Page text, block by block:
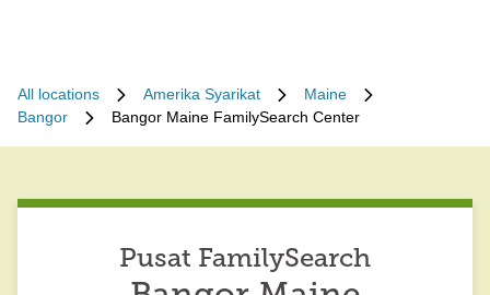
All locations Amerika Syarikat
Maine
Bangor
Bangor Maine FamilySearch Center
Pusat FamilySearch